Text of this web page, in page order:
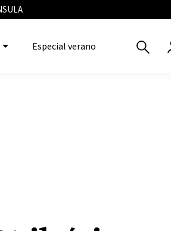
Especial verano